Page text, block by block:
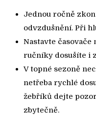
Jednou ročně
odvzdušnění. Při
Nastavte
ručníky dosušíte i
V topné sezoně
netřeba rychlé
žebříků dejte
zbytečně.